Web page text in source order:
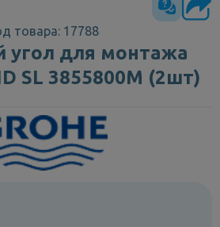
товара: 17788
угол для монтажа
SL 3855800M (2шт)